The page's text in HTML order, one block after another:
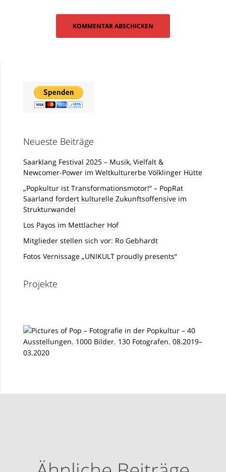
Neueste Beiträge
Saarklang Festival 2025 – Musik, Vielfalt &
Newcomer-Power im Weltkulturerbe Völklinger Hütte
„Popkultur ist Transformationsmotor!“ – PopRat
Saarland fordert kulturelle Zukunftsoffensive im
Strukturwandel
Los Payos im Mettlacher Hof
Mitglieder stellen sich vor: Ro Gebhardt
Fotos Vernissage „UNIKULT proudly presents“
Projekte